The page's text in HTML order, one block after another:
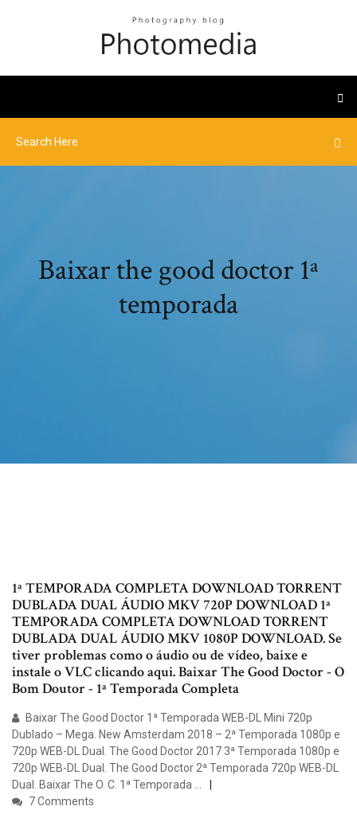
Baixar the good doctor 1ª
temporada
1ª TEMPORADA COMPLETA DOWNLOAD TORRENT
DUBLADA DUAL ÁUDIO MKV 720P DOWNLOAD 1ª
TEMPORADA COMPLETA DOWNLOAD TORRENT
DUBLADA DUAL ÁUDIO MKV 1080P DOWNLOAD. Se
tiver problemas como o áudio ou de vídeo, baixe e
instale o VLC clicando aqui. Baixar The Good Doctor - O
Bom Doutor - 1ª Temporada Completa
Baixar The Good Doctor 1ª Temporada WEB-DL Mini 720p
Dublado – Mega. New Amsterdam 2018 – 2ª Temporada 1080p e
720p WEB-DL Dual. The Good Doctor 2017 3ª Temporada 1080p e
720p WEB-DL Dual. The Good Doctor 2ª Temporada 720p WEB-DL
Dual. Baixar The O. C. 1ª Temporada …
7 Comments